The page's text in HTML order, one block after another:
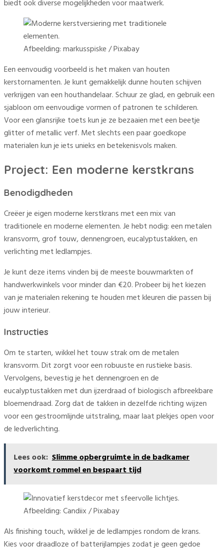
biedt ook diverse mogelijkheden voor maatwerk.
Afbeelding: markusspiske / Pixabay
Een eenvoudig voorbeeld is het maken van houten
kerstornamenten. Je kunt gemakkelijk dunne houten schijven
verkrijgen van een houthandelaar. Schuur ze glad, en gebruik een
sjabloon om eenvoudige vormen of patronen te schilderen.
Voor een glansrijke toets kun je ze bezaaien met een beetje
glitter of metallic verf. Met slechts een paar goedkope
materialen kun je iets unieks en betekenisvols maken.
Project: Een moderne kerstkrans
Benodigdheden
Creëer je eigen moderne kerstkrans met een mix van
traditionele en moderne elementen. Je hebt nodig: een metalen
kransvorm, grof touw, dennengroen, eucalyptustakken, en
verlichting met ledlampjes.
Je kunt deze items vinden bij de meeste bouwmarkten of
handwerkwinkels voor minder dan €20. Probeer bij het kiezen
van je materialen rekening te houden met kleuren die passen bij
jouw interieur.
Instructies
Om te starten, wikkel het touw strak om de metalen
kransvorm. Dit zorgt voor een robuuste en rustieke basis.
Vervolgens, bevestig je het dennengroen en de
eucalyptustakken met dun ijzerdraad of biologisch afbreekbare
bloemendraad. Zorg dat de takken in dezelfde richting wijzen
voor een gestroomlijnde uitstraling, maar laat plekjes open voor
de ledverlichting.
Lees ook: Slimme opbergruimte in de badkamer
voorkomt rommel en bespaart tijd
Afbeelding: Candiix / Pixabay
Als finishing touch, wikkel je de ledlampjes rondom de krans.
Kies voor draadloze of batterijlampjes zodat je geen gedoe